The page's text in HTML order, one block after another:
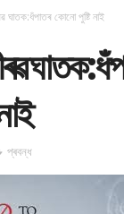
ঘাতক:ধঁপাতৰ কোনো পুষ্টি নাই
প্ৰবন্ধ